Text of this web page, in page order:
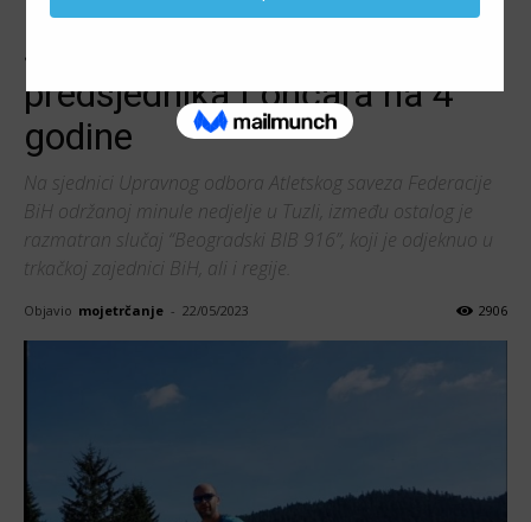
suspenduje svog
predsjednika Lončara na 4
godine
Na sjednici Upravnog odbora Atletskog saveza Federacije
BiH održanoj minule nedjelje u Tuzli, između ostalog je
razmatran slučaj “Beogradski BIB 916”, koji je odjeknuo u
trkačkoj zajednici BiH, ali i regije.
Objavio mojetrčanje - 22/05/2023 2906